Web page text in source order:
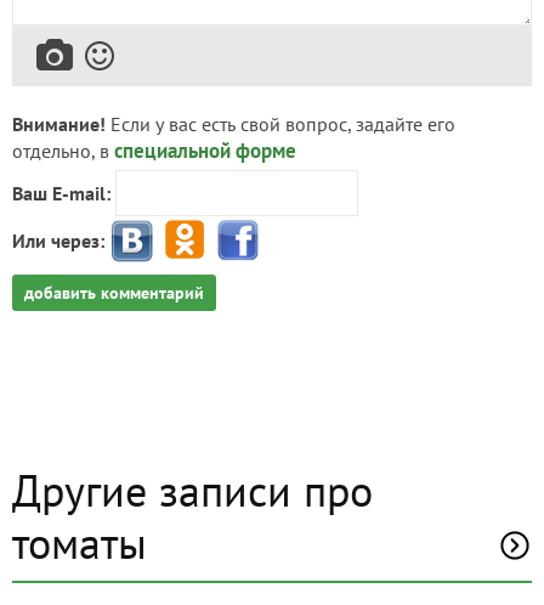
Внимание! Если у вас есть свой вопрос, задайте его
отдельно, в специальной форме
Ваш E-mail:
Или через:
добавить комментарий
Другие записи про
томаты